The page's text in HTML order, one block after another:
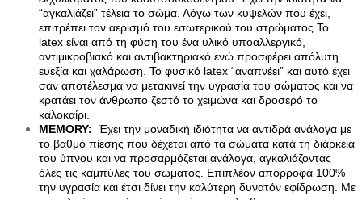
Κούνιες Παιδικές
Κούπες
Μαξιλάρι Στρώματος Ύπνου
Μαξιλάρι Υπνόσακου
Μαξιλάρια Αιώρας
Μπουκάλια
Παγοκυστες
Σακίδια Πλάτης
Σκηνές 2-3 Ατόμων
Σκηνές 3-4 Ατόμων
Σκηνές 4-5 Ατόμων
Σκηνές 5-6 Ατόμων
Σκηνές 6-7 Ατόμων
“αγκαλιάζει” τέλεια το σώμα. Λόγω των κυψελών που έχει,
επιτρέπει τον αερισμό του εσωτερικού του στρώματος.Το
latex είναι από τη φύση του ένα υλικό υποαλλεργικό,
αντιμικροβιακό και αντιβακτηριακό ενώ προσφέρει απόλυτη
ευεξία και χαλάρωση. Το φυσικό latex “αναπνέει” και αυτό έχει
σαν αποτέλεσμα να μετακινεί την υγρασία του σώματος και να
κρατάει τον άνθρωπο ζεστό το χειμώνα και δροσερό το
καλοκαίρι.
MEMORY: Έχει την μοναδική ιδιότητα να αντιδρά ανάλογα με
το βαθμό πίεσης που δέχεται από τα σώματα κατά τη διάρκεια
του ύπνου και να προσαρμόζεται ανάλογα, αγκαλιάζοντας
όλες τις καμπύλες του σώματος. Επιπλέον απορροφά 100%
την υγρασία και έτσι δίνει την καλύτερη δυνατόν εφίδρωση. Με